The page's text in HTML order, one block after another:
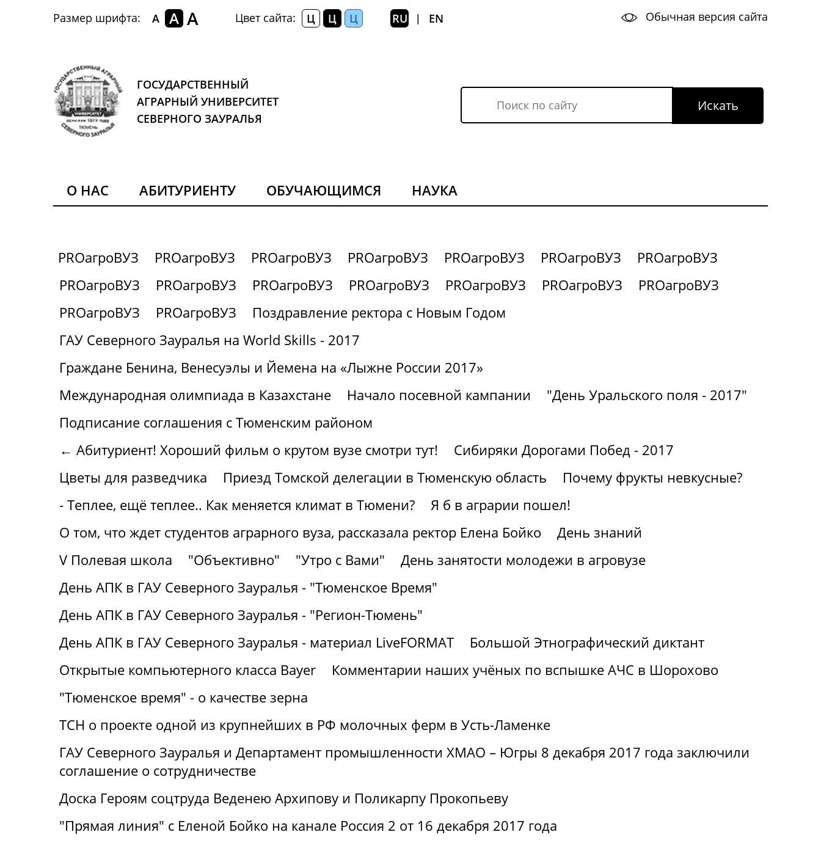
Размер шрифта: A A A Цвет сайта: Ц Ц Ц RU EN Обычная версия сайта
ГОСУДАРСТВЕННЫЙ
АГРАРНЫЙ УНИВЕРСИТЕТ
СЕВЕРНОГО ЗАУРАЛЬЯ
О НАС АБИТУРИЕНТУ ОБУЧАЮЩИМСЯ НАУКА
PROагроВУЗ PROагроВУЗ PROагроВУЗ PROагроВУЗ PROагроВУЗ PROагроВУЗ
PROагроВУЗ
PROагроВУЗ
PROагроВУЗ PROагроВУЗ PROагроВУЗ PROагроВУЗ PROагроВУЗ
PROагроВУЗ
PROагроВУЗ
PROагроВУЗ
Поздравление ректора с Новым Годом
ГАУ Северного Зауралья на World Skills - 2017
Граждане Бенина, Венесуэлы и Йемена на «Лыжне России 2017»
Международная олимпиада в Казахстане
Начало посевной кампании
"День Уральского поля - 2017"
Подписание соглашения с Тюменским районом
← Абитуриент! Хороший фильм о крутом вузе смотри тут!
Сибиряки Дорогами Побед - 2017
Цветы для разведчика
Приезд Томской делегации в Тюменскую область
Почему фрукты невкусные?
- Теплее, ещё теплее.. Как меняется климат в Тюмени?
Я б в аграрии пошел!
О том, что ждет студентов аграрного вуза, рассказала ректор Елена Бойко
День знаний
V Полевая школа
"Объективно" "Утро с Вами"
День занятости молодежи в агровузе
День АПК в ГАУ Северного Зауралья - "Тюменское Время"
День АПК в ГАУ Северного Зауралья - "Регион-Тюмень"
День АПК в ГАУ Северного Зауралья - материал LiveFORMAT
Большой Этнографический диктант
Открытые компьютерного класса Bayer
Комментарии наших учёных по вспышке АЧС в Шорохово
"Тюменское время" - о качестве зерна
ТСН о проекте одной из крупнейших в РФ молочных ферм в Усть-Ламенке
ГАУ Северного Зауралья и Департамент промышленности ХМАО – Югры 8 декабря 2017 года заключили
соглашение о сотрудничестве
Доска Героям соцтруда Веденею Архипову и Поликарпу Прокопьеву
"Прямая линия" с Еленой Бойко на канале Россия 2 от 16 декабря 2017 года